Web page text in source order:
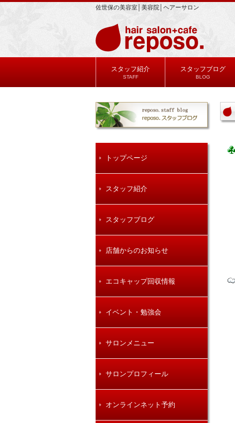
佐世保の美容室│美容院│ヘアーサロン
スタッフ紹介
STAFF
スタッフブログ
BLOG
トップページ
スタッフ紹介
スタッフブログ
店舗からのお知らせ
エコキャップ回収情報
イベント・勉強会
サロンメニュー
サロンプロフィール
オンラインネット予約